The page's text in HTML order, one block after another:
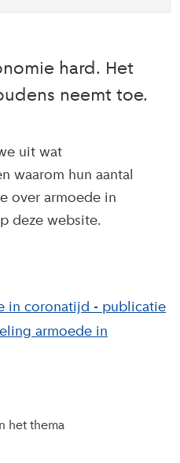
hard. Het
neemt toe.
uit wat
waarom hun aantal
over armoede in
deze website.
in coronatijd - publicatie
armoede in
het thema